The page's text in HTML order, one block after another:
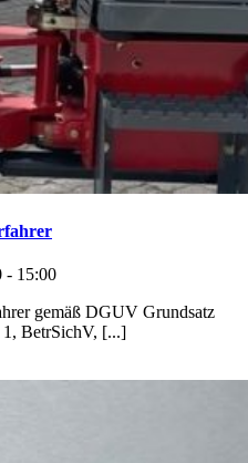
- 15:00
gemäß DGUV Grundsatz
BetrSichV, [...]